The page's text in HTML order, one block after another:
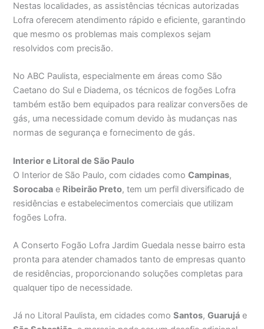
Nestas localidades, as assistências técnicas autorizadas
Lofra oferecem atendimento rápido e eficiente, garantindo
que mesmo os problemas mais complexos sejam
resolvidos com precisão.
No ABC Paulista, especialmente em áreas como São
Caetano do Sul e Diadema, os técnicos de fogões Lofra
também estão bem equipados para realizar conversões de
gás, uma necessidade comum devido às mudanças nas
normas de segurança e fornecimento de gás.
Interior e Litoral de São Paulo
O Interior de São Paulo, com cidades comoCampinas,
Sorocaba e Ribeirão Preto, tem um perfil diversificado de
residências e estabelecimentos comerciais que utilizam
fogões Lofra.
A Conserto Fogão Lofra Jardim Guedala nesse bairro esta
pronta para atender chamados tanto de empresas quanto
de residências, proporcionando soluções completas para
qualquer tipo de necessidade.
Já no Litoral Paulista, em cidades comoSantos,Guarujá e